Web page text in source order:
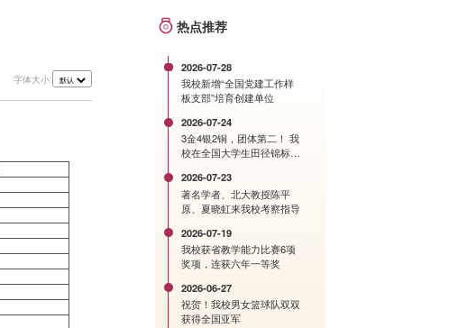
字体大小:
热点推荐
2026-07-28
我校新增“全国党建工作样
板支部”培育创建单位
2026-07-24
3金4银2铜，团体第二！ 我
校在全国大学生田径锦标赛
2026-07-23
著名学者、北大教授陈平
原、夏晓虹来我校考察指导
2026-07-19
我校获省教学能力比赛6项
奖项，连获六年一等奖
2026-06-27
祝贺！我校男女篮球队双双
获得全国亚军